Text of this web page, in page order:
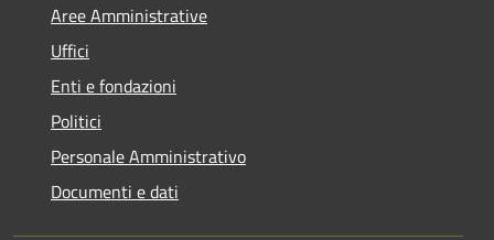
Aree Amministrative
Uffici
Enti e fondazioni
Politici
Personale Amministrativo
Documenti e dati